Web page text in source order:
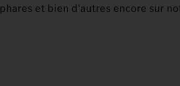
et bien d'autres encore sur